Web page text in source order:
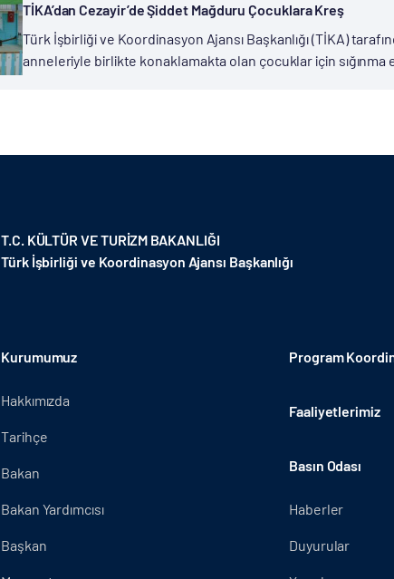
TİKA’dan Cezayir’de Şiddet Mağduru Çocuklara Kreş
Türk İşbirliği ve Koordinasyon Ajansı Başkanlığı (TİKA)
anneleriyle birlikte konaklamakta olan çocuklar için
T.C. KÜLTÜR VE TURİZM BAKANLIĞI
Türk İşbirliği ve Koordinasyon Ajansı Başkanlığı
Kurumumuz
Hakkımızda
Tarihçe
Bakan
Bakan Yardımcısı
Başkan
Program
Faaliyetlerimiz
Basın Odası
Haberler
Duyurular